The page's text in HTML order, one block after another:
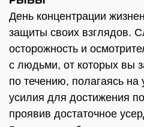
День концентрации
защиты своих взглядов.
осторожность и
с людьми, от которых вы
по течению, полагаясь на
усилия для достижения
проявив достаточное